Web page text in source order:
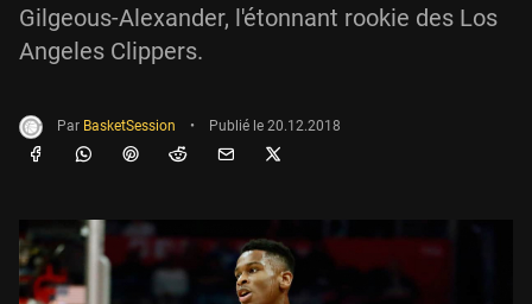
Gilgeous-Alexander, l'étonnant rookie des Los
Angeles Clippers.
Par BasketSession • Publié le 20.12.2018